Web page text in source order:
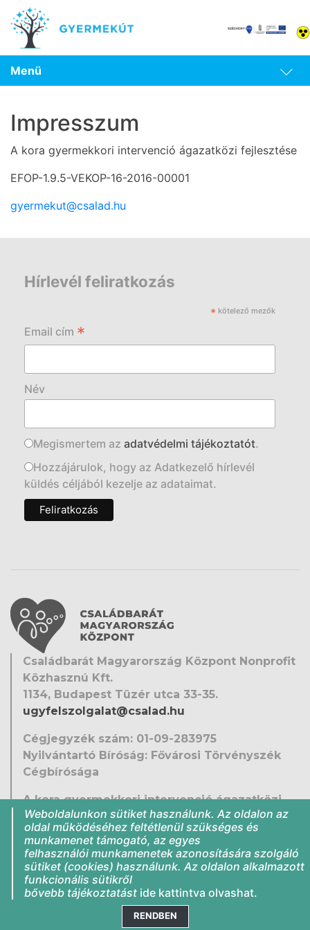
Menü
Impresszum
A kora gyermekkori intervenció ágazatközi fejlesztése
EFOP-1.9.5-VEKOP-16-2016-00001
gyermekut@csalad.hu
Hírlevél feliratkozás
* kötelező mezők
Email cím *
Név
Megismertem az adatvédelmi tájékoztatót.
Hozzájárulok, hogy az Adatkezelő hírlevél
küldés céljából kezelje az adataimat.
Családbarát Magyarország Központ Nonprofit
Közhasznú Kft.
1134, Budapest Tüzér utca 33-35.
ugyfelszolgalat@csalad.hu
Cégjegyzék szám: 01-09-283975
Nyilvántartó Bíróság: Fővárosi Törvényszék
Cégbírósága
A kora gyermekkori intervenció ágazatközi
fejlesztése
EFOP-1.9.5-VEKOP-16-2016-00001
Közérdekű adatok
Jogi nyilatkozat
Impresszum
Weboldalunkon sütiket használunk. Az oldalon az
oldal működéséhez feltétlenül szükséges és
munkamenet támogató, az egyes
felhasználói munkamenetek azonosítására szolgáló
sütiket (cookies) használunk. Az oldalon alkalmazott
funkcionális sütikről
bővebb tájékoztatást ide kattintva olvashat.
RENDBEN